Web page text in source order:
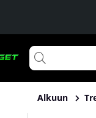
Alkuun